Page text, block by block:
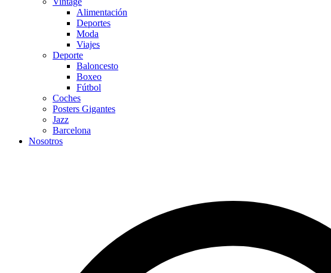
Alimentación
Deportes
Moda
Viajes
Deporte
Baloncesto
Boxeo
Fútbol
Coches
Posters Gigantes
Jazz
Barcelona
Nosotros